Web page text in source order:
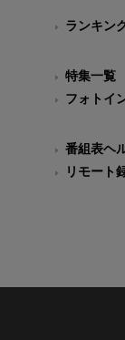
ランキン
特集一覧
フォトイ
番組表ヘ
リモート